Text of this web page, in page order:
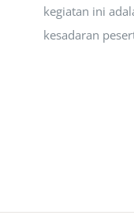
kegiatan ini
kesadaran